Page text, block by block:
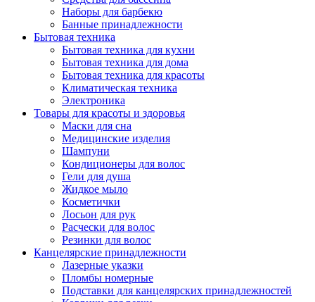
Наборы для барбекю
Банные принадлежности
Бытовая техника
Бытовая техника для кухни
Бытовая техника для дома
Бытовая техника для красоты
Климатическая техника
Электроника
Товары для красоты и здоровья
Маски для сна
Медицинские изделия
Шампуни
Кондиционеры для волос
Гели для душа
Жидкое мыло
Косметички
Лосьон для рук
Расчески для волос
Резинки для волос
Канцелярские принадлежности
Лазерные указки
Пломбы номерные
Подставки для канцелярских принадлежностей